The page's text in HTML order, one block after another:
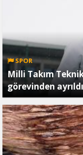
SPOR
Milli Takım
görevinden ayrıldı